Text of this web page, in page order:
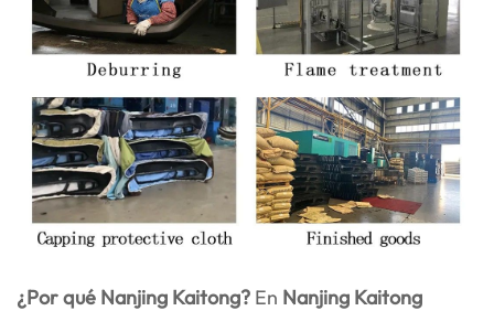
¿Por qué Nanjing Kaitong? En Nanjing Kaitong